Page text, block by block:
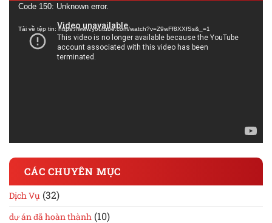
Trình
Video
Code 150: Unknown error.
Tải về tệp tin: https://www.youtube.com/watch?v=Z9wFf8XXfSs&_=1
CÁC CHUYÊN MỤC
Dịch Vụ (32)
dự án đã hoàn thành (10)